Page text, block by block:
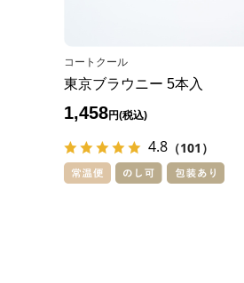
コートクール
東京ブラウニー 5本入
1,458円
4.8 （101）